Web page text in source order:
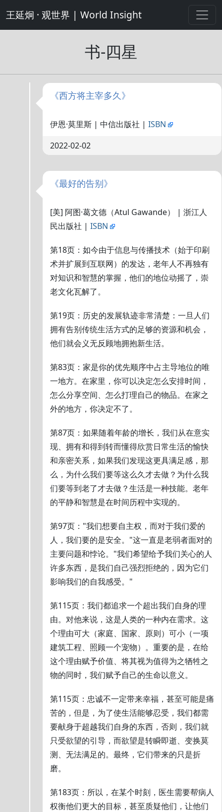
王延炯 · 观世界 | World Insight
书-四星
《西方将主宰多久》
伊恩·莫里斯 | 中信出版社 | ISBN
2022-02-02
《最好的告别》
[美] 阿图·葛文德（Atul Gawande） | 浙江人
民出版社 | ISBN
第18页：如今由于信息与传播技术（始于印刷
术并扩展到互联网）的发达，老年人不再独有
对知识和智慧的掌握，他们的地位动摇了，崇
老文化瓦解了。
第19页：历史的发展轨迹非常清楚：一旦人们
拥有告别传统生活方式的足够的资源和机会，
他们就会义无反顾地拥抱新生活。
第83页：家是你的优先顺序中占主导地位的唯
一地方。在家里，你可以决定怎么安排时间，
怎么分享空间、怎么打理自己的物品。在家之
外的地方，你决定不了。
第87页：如果随着年龄的增长，我们从在意实
现、拥有和得到转而懂得欣赏日常生活的愉快
和亲密关系，如果我们发现这更具满足感，那
么，为什么我们要等这么久才去做？为什么我
们要等到老了才去做？生活是一种技能。老年
的平静和智慧是在时间历程中实现的。
第97页："我们想要自主权，而对于我们爱的
人，我们要的是安全。"这一直是老弱者面对的
主要问题和悖论。"我们希望给予我们关心的人
许多东西，是我们自己强烈拒绝的，因为它们
影响我们的自我感受。"
第115页：我们都追求一个超出我们自身的理
由。对他来说，这是人类的一种内在需求。这
个理由可大（家庭、国家、原则）可小（一项
建筑工程、照顾一个宠物）。重要的是，在给
这个理由赋予价值、将其视为值得为之牺牲之
物的同时，我们赋予自己的生命以意义。
第115页：忠诚不一定带来幸福，甚至可能是痛
苦的，但是，为了使生活能够忍受，我们都需
要献身于超越我们自身的东西，否则，我们就
只受欲望的引导，而欲望是转瞬即逝、变换莫
测、无法满足的。最终，它们带来的只是折
磨。
第183页：所以，在某个时刻，医生需要帮病人
权衡他们更大的目标，甚至质疑他们，让他们